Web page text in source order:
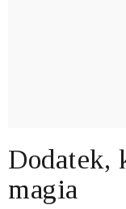
Dodatek,
magia